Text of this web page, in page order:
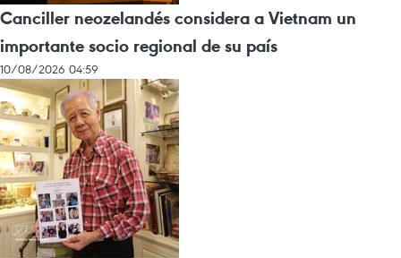
Canciller neozelandés considera a Vietnam un
importante socio regional de su país
10/08/2026 04:59